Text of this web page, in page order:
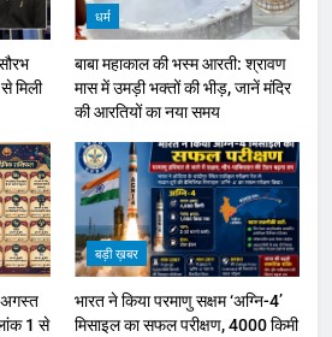
मिली
धर्म
बाबा महाकाल की भस्म आरती: श्रावण
मास में उमड़ी भक्तों की भीड़, जानें मंदिर
की आरतियों का नया समय
1 से
बड़ी ख़बर
भारत ने किया परमाणु सक्षम ‘अग्नि-4’
मिसाइल का सफल परीक्षण, 4000 किमी